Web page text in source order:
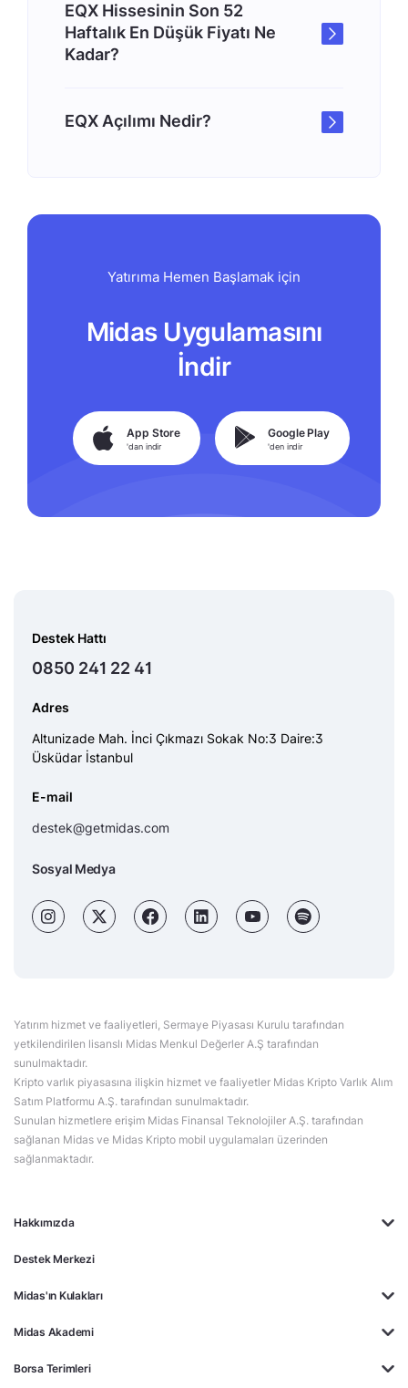
EQX Hissesinin Son 52
Haftalık En Düşük Fiyatı Ne
Kadar?
EQX Açılımı Nedir?
Yatırıma Hemen Başlamak için
Midas Uygulamasını
İndir
App Store
'dan indir
Google Play
'den indir
Hakkımızda
Destek Merkezi
Midas'ın Kulakları
Midas Akademi
Borsa Terimleri
Destek Hattı
0850 241 22 41
Adres
Altunizade Mah. İnci Çıkmazı Sokak No:3 Daire:3
Üsküdar İstanbul
E-mail
destek@getmidas.com
Sosyal Medya
Yatırım hizmet ve faaliyetleri, Sermaye Piyasası Kurulu tarafından
yetkilendirilen lisanslı Midas Menkul Değerler A.Ş tarafından
sunulmaktadır.
Kripto varlık piyasasına ilişkin hizmet ve faaliyetler Midas Kripto Varlık Alım
Satım Platformu A.Ş. tarafından sunulmaktadır.
Sunulan hizmetlere erişim Midas Finansal Teknolojiler A.Ş. tarafından
sağlanan Midas ve Midas Kripto mobil uygulamaları üzerinden
sağlanmaktadır.